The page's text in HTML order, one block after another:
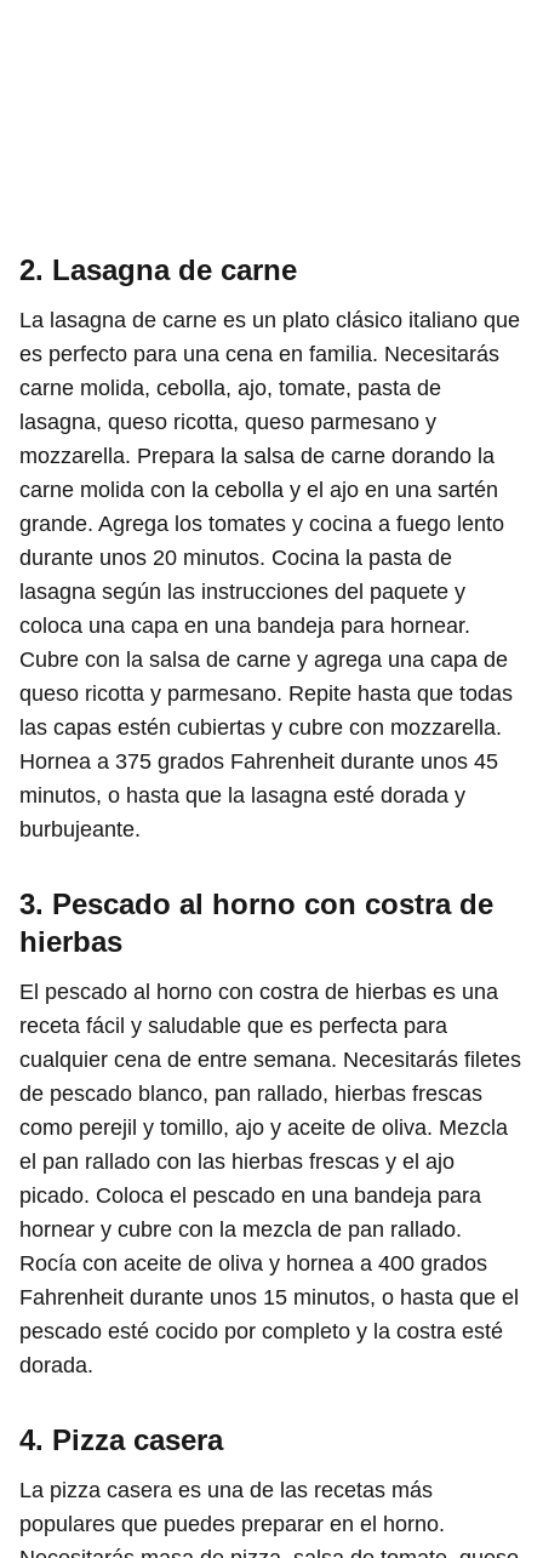
2. Lasagna de carne
La lasagna de carne es un plato clásico italiano que
es perfecto para una cena en familia. Necesitarás
carne molida, cebolla, ajo, tomate, pasta de
lasagna, queso ricotta, queso parmesano y
mozzarella. Prepara la salsa de carne dorando la
carne molida con la cebolla y el ajo en una sartén
grande. Agrega los tomates y cocina a fuego lento
durante unos 20 minutos. Cocina la pasta de
lasagna según las instrucciones del paquete y
coloca una capa en una bandeja para hornear.
Cubre con la salsa de carne y agrega una capa de
queso ricotta y parmesano. Repite hasta que todas
las capas estén cubiertas y cubre con mozzarella.
Hornea a 375 grados Fahrenheit durante unos 45
minutos, o hasta que la lasagna esté dorada y
burbujeante.
3. Pescado al horno con costra de
hierbas
El pescado al horno con costra de hierbas es una
receta fácil y saludable que es perfecta para
cualquier cena de entre semana. Necesitarás filetes
de pescado blanco, pan rallado, hierbas frescas
como perejil y tomillo, ajo y aceite de oliva. Mezcla
el pan rallado con las hierbas frescas y el ajo
picado. Coloca el pescado en una bandeja para
hornear y cubre con la mezcla de pan rallado.
Rocía con aceite de oliva y hornea a 400 grados
Fahrenheit durante unos 15 minutos, o hasta que el
pescado esté cocido por completo y la costra esté
dorada.
4. Pizza casera
La pizza casera es una de las recetas más
populares que puedes preparar en el horno.